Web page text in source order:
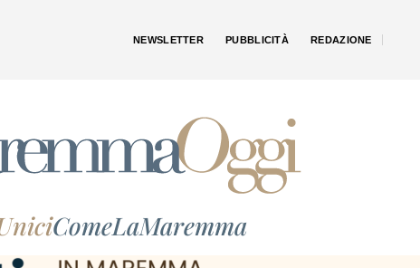
NEWSLETTER PUBBLICITÀ REDAZIONE
ComeLaMaremma